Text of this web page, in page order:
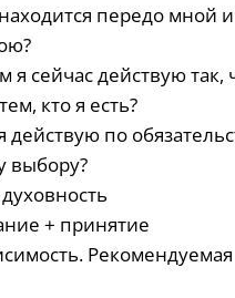
передо мной
я сейчас действую так,
кто я есть?
действую по
выбору?
+ принятие
Рекомендуемая